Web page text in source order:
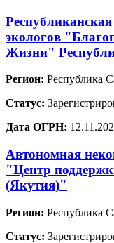
экологов
Жизни"
Регион: Республика
Статус:
Дата ОГРН:
Автономная
"Центр
(Якутия)"
Регион: Республика
Статус: